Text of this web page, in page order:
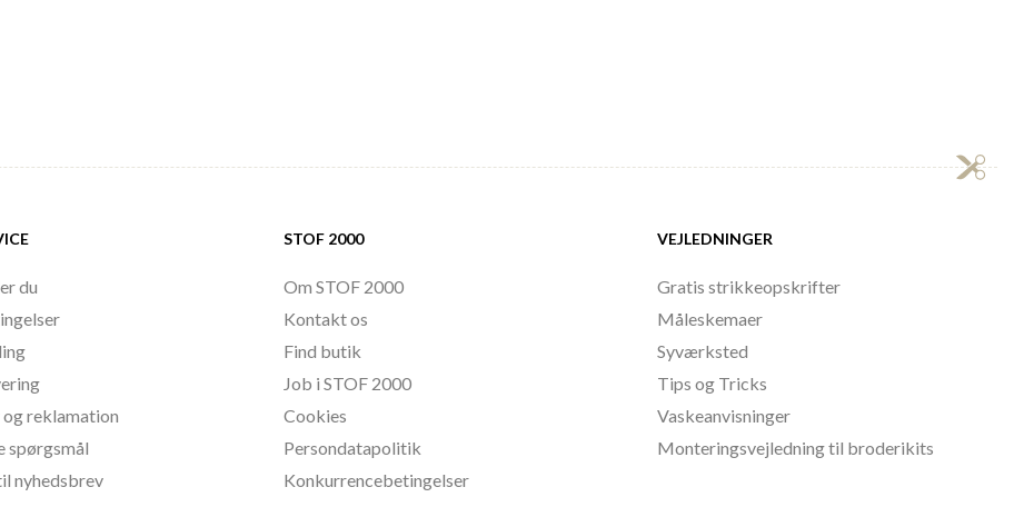
du
reklamation
spørgsmål
nyhedsbrev
STOF 2000
Om STOF 2000
Kontakt os
Find butik
Job i STOF 2000
Cookies
Persondatapolitik
Konkurrencebetingelser
VEJLEDNINGER
Gratis strikkeopskrifter
Måleskemaer
Syværksted
Tips og Tricks
Vaskeanvisninger
Monteringsvejledning til broderikits